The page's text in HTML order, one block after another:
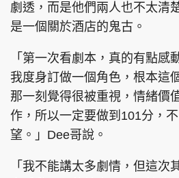
劇透，而是他們兩人也不太清
是一個關於酒店的鬼古。
「第一次看劇本，真的有點感
我度身訂做一個角色，根本這
那一刻覺得很被重視，情緒價
作，所以一定要做到101分，
望。」Dee哥說。
「我不能講太多劇情，但這次